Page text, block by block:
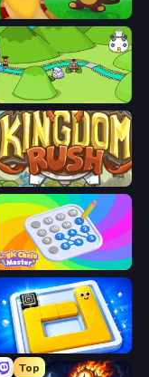
Bloons Tower Defense
Grow Valley
Kingdom Rush
Logic Chain Master
Ice Slide
Top